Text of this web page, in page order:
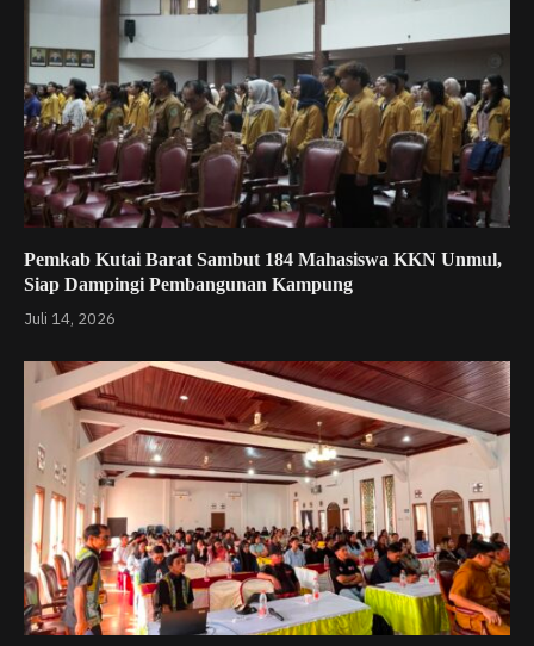
Pemkab Kutai Barat Sambut 184 Mahasiswa KKN Unmul,
Siap Dampingi Pembangunan Kampung
Juli 14, 2026